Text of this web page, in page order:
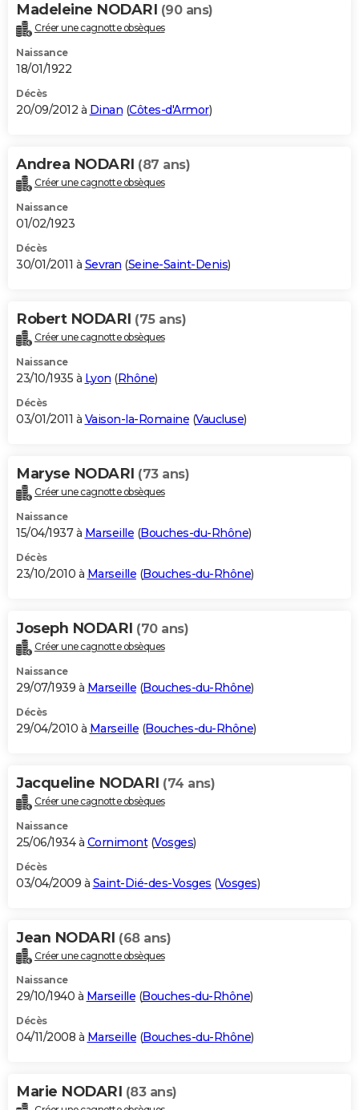
Madeleine NODARI (90 ans)
Créer une cagnotte obsèques
Naissance
18/01/1922
Décès
20/09/2012 à Dinan (Côtes-d'Armor)
Andrea NODARI (87 ans)
Créer une cagnotte obsèques
Naissance
01/02/1923
Décès
30/01/2011 à Sevran (Seine-Saint-Denis)
Robert NODARI (75 ans)
Créer une cagnotte obsèques
Naissance
23/10/1935 à Lyon (Rhône)
Décès
03/01/2011 à Vaison-la-Romaine (Vaucluse)
Maryse NODARI (73 ans)
Créer une cagnotte obsèques
Naissance
15/04/1937 à Marseille (Bouches-du-Rhône)
Décès
23/10/2010 à Marseille (Bouches-du-Rhône)
Joseph NODARI (70 ans)
Créer une cagnotte obsèques
Naissance
29/07/1939 à Marseille (Bouches-du-Rhône)
Décès
29/04/2010 à Marseille (Bouches-du-Rhône)
Jacqueline NODARI (74 ans)
Créer une cagnotte obsèques
Naissance
25/06/1934 à Cornimont(Vosges)
Décès
03/04/2009 à Saint-Dié-des-Vosges (Vosges)
Jean NODARI (68 ans)
Créer une cagnotte obsèques
Naissance
29/10/1940 à Marseille (Bouches-du-Rhône)
Décès
04/11/2008 à Marseille (Bouches-du-Rhône)
Marie NODARI (83 ans)